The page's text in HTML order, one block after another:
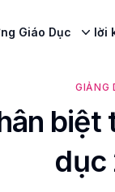
Giáo Dục lời
GIẢNG
dục